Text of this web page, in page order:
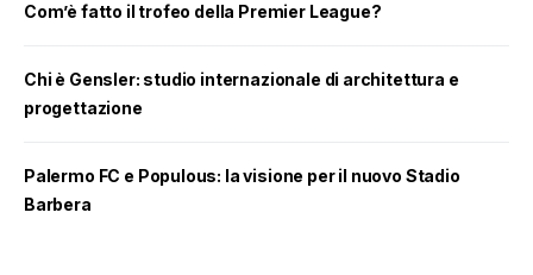
Com’è fatto il trofeo della Premier League?
Chi è Gensler: studio internazionale di architettura e
progettazione
Palermo FC e Populous: la visione per il nuovo Stadio
Barbera